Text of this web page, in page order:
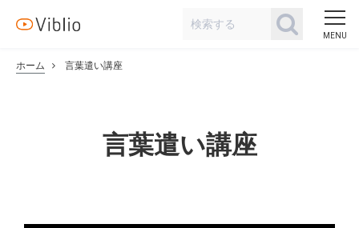
ホーム 言葉遣い講座
言葉遣い講座